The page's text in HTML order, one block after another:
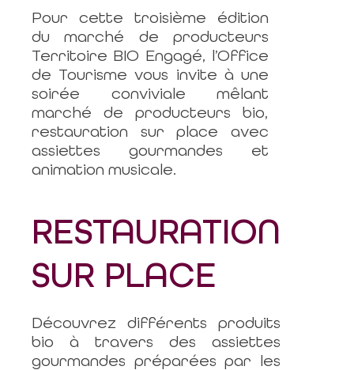
Pour cette troisième édition
du marché de producteurs
Territoire BIO Engagé, l’Office
de Tourisme vous invite à une
soirée conviviale mêlant
marché de producteurs bio,
restauration sur place avec
assiettes gourmandes et
animation musicale.
RESTAURATION
SUR PLACE
Découvrez différents produits
bio à travers des assiettes
gourmandes préparées par les